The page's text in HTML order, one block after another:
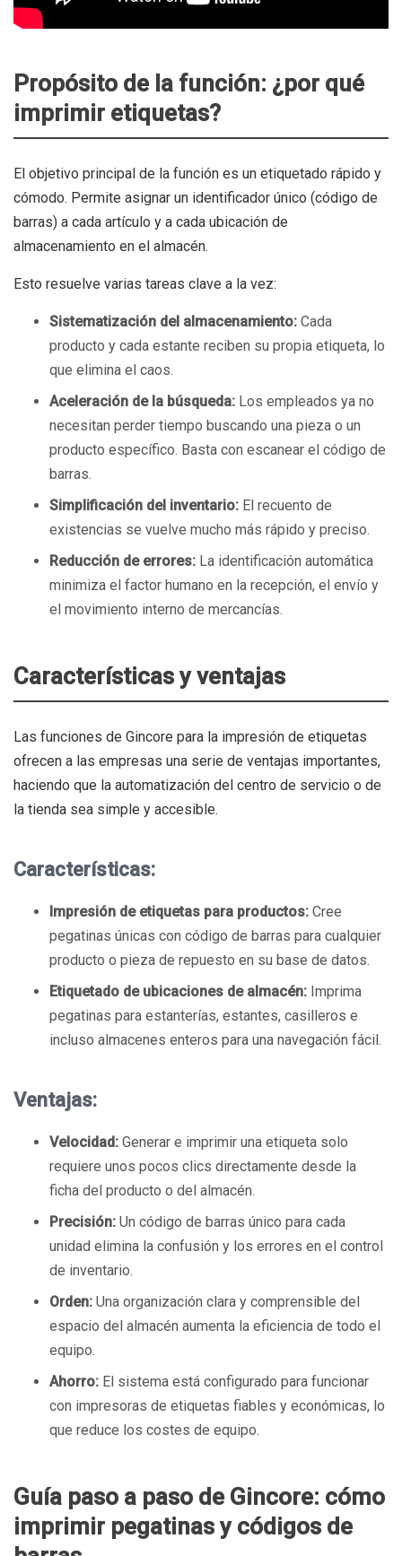
Propósito de la función: ¿por qué
imprimir etiquetas?
El objetivo principal de la función es un etiquetado rápido y
cómodo. Permite asignar un identificador único (código de
barras) a cada artículo y a cada ubicación de
almacenamiento en el almacén.
Esto resuelve varias tareas clave a la vez:
Sistematización del almacenamiento: Cada
producto y cada estante reciben su propia etiqueta, lo
que elimina el caos.
Aceleración de la búsqueda: Los empleados ya no
necesitan perder tiempo buscando una pieza o un
producto específico. Basta con escanear el código de
barras.
Simplificación del inventario: El recuento de
existencias se vuelve mucho más rápido y preciso.
Reducción de errores: La identificación automática
minimiza el factor humano en la recepción, el envío y
el movimiento interno de mercancías.
Características y ventajas
Las funciones de Gincore para la impresión de etiquetas
ofrecen a las empresas una serie de ventajas importantes,
haciendo que la automatización del centro de servicio o de
la tienda sea simple y accesible.
Características:
Impresión de etiquetas para productos: Cree
pegatinas únicas con código de barras para cualquier
producto o pieza de repuesto en su base de datos.
Etiquetado de ubicaciones de almacén: Imprima
pegatinas para estanterías, estantes, casilleros e
incluso almacenes enteros para una navegación fácil.
Ventajas:
Velocidad: Generar e imprimir una etiqueta solo
requiere unos pocos clics directamente desde la
ficha del producto o del almacén.
Precisión: Un código de barras único para cada
unidad elimina la confusión y los errores en el control
de inventario.
Orden: Una organización clara y comprensible del
espacio del almacén aumenta la eficiencia de todo el
equipo.
Ahorro: El sistema está configurado para funcionar
con impresoras de etiquetas fiables y económicas, lo
que reduce los costes de equipo.
Guía paso a paso de Gincore: cómo
imprimir pegatinas y códigos de